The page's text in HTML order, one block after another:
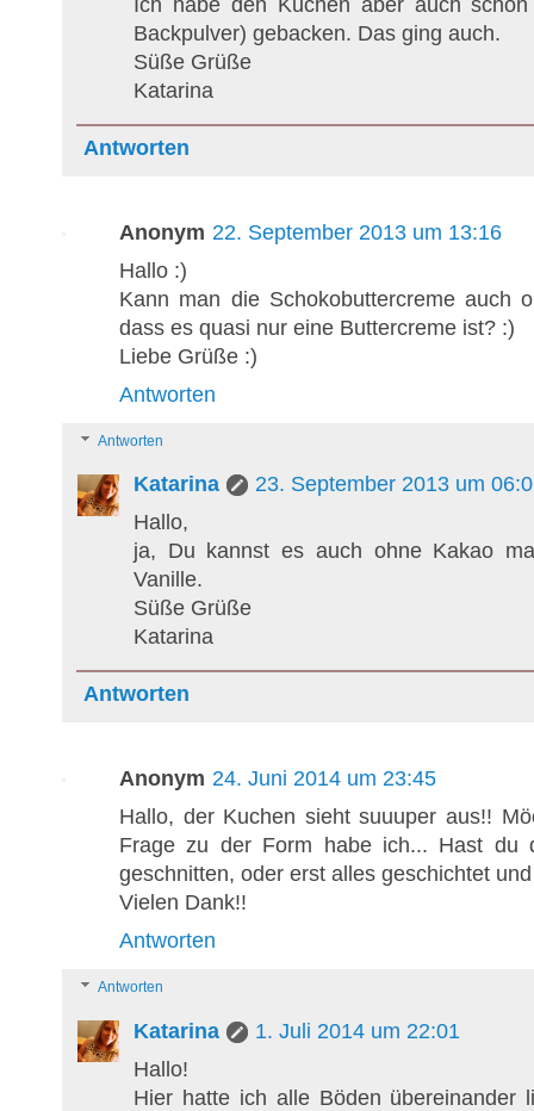
Ich habe den Kuchen aber auch
Backpulver) gebacken. Das ging auch.
Süße Grüße
Katarina
Antworten
Anonym 22. September 2013 um 13:16
Hallo :)
Kann man die Schokobuttercreme auch
dass es quasi nur eine Buttercreme ist? :)
Liebe Grüße :)
Antworten
Antworten
Katarina
23. September 2013 um
Hallo,
ja, Du kannst es auch ohne Kakao
Vanille.
Süße Grüße
Katarina
Antworten
Anonym 24. Juni 2014 um 23:45
Hallo, der Kuchen sieht suuuper aus!!
Frage zu der Form habe ich... Hast du
geschnitten, oder erst alles geschichtet
Vielen Dank!!
Antworten
Antworten
Katarina
1. Juli 2014 um 22:01
Hallo!
Hier hatte ich alle Böden übereinander